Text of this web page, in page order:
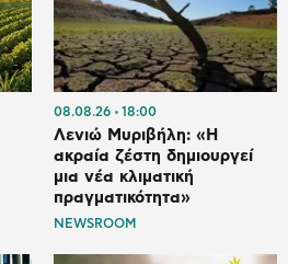
08.08.26 18:00
Λενιώ Μυριβήλη: «Η
ακραία ζέστη δημιουργεί
μια νέα κλιματική
πραγματικότητα»
NEWSROOM